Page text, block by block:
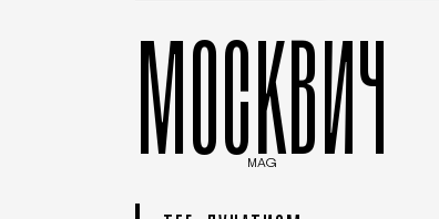
МОСКВИЧ
MAG